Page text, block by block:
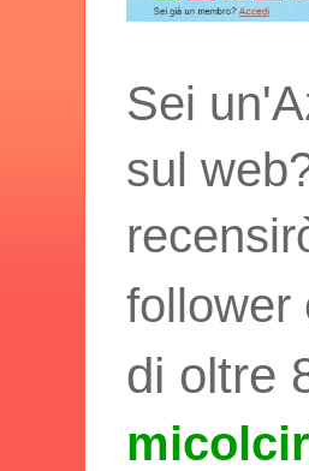
Sei
sul
follower
di oltre